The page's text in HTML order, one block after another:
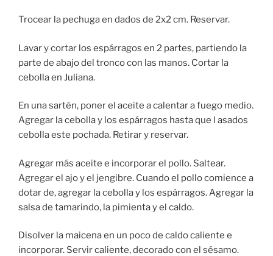
Trocear la pechuga en dados de 2x2 cm. Reservar.
Lavar y cortar los espárragos en 2 partes, partiendo la
parte de abajo del tronco con las manos. Cortar la
cebolla en Juliana.
En una sartén, poner el aceite a calentar a fuego medio.
Agregar la cebolla y los espárragos hasta que l asados
cebolla este pochada. Retirar y reservar.
Agregar más aceite e incorporar el pollo. Saltear.
Agregar el ajo y el jengibre. Cuando el pollo comience a
dotar de, agregar la cebolla y los espárragos. Agregar la
salsa de tamarindo, la pimienta y el caldo.
Disolver la maicena en un poco de caldo caliente e
incorporar. Servir caliente, decorado con el sésamo.